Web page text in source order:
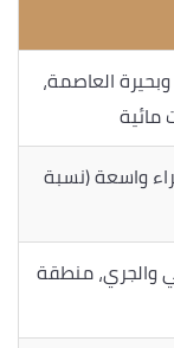
العاصمة،
واسعة (نسبة
والجري، منطقة